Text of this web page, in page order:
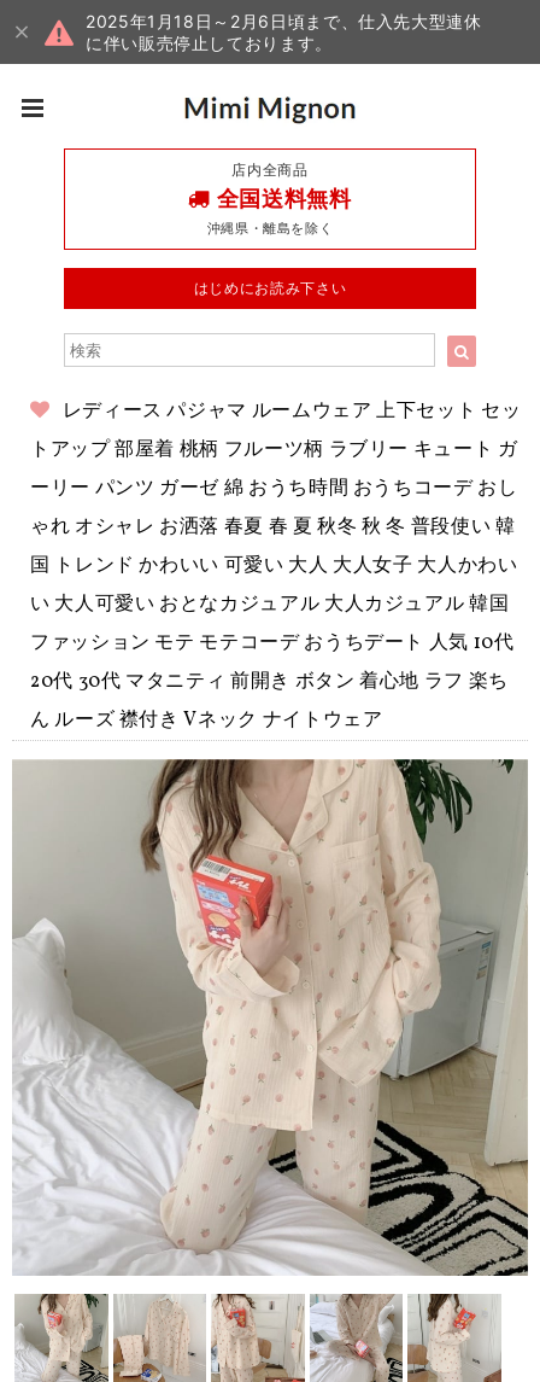
2025年1月18日～2月6日頃まで、仕入先大型連休
に伴い販売停止しております。
店内全商品
全国送料無料
沖縄県・離島を除く
はじめにお読み下さい
レディース パジャマ ルームウェア 上下セット セッ
トアップ 部屋着 桃柄 フルーツ柄 ラブリー キュート ガ
ーリー パンツ ガーゼ 綿 おうち時間 おうちコーデ おし
ゃれ オシャレ お洒落 春夏 春 夏 秋冬 秋 冬 普段使い 韓
国 トレンド かわいい 可愛い 大人 大人女子 大人かわい
い 大人可愛い おとなカジュアル 大人カジュアル 韓国
ファッション モテ モテコーデ おうちデート 人気 10代
20代 30代 マタニティ 前開き ボタン 着心地 ラフ 楽ち
ん ルーズ 襟付き Vネック ナイトウェア